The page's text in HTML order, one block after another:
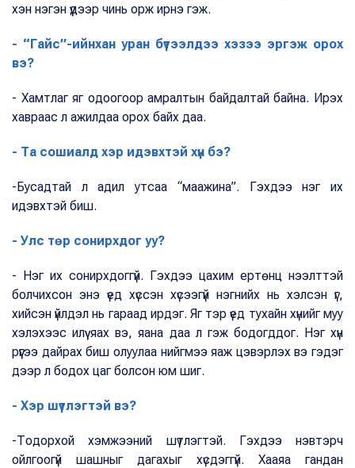
хэн нэгэн үүдээр чинь орж ирнэ гэж.
- “Гайс”-ийнхан уран бүтээлдээ хэзээ эргэж орох
вэ?
- Хамтлаг яг одоогоор амралтын байдалтай байна. Ирэх
хавраас л ажилдаа орох байх даа.
- Та сошиалд хэр идэвхтэй хүн бэ?
-Бусадтай л адил утсаа “маажина”. Гэхдээ нэг их
идэвхтэй биш.
- Улс төр сонирхдог уу?
- Нэг их сонирхдоггүй. Гэхдээ цахим ертөнц нээлттэй
болчихсон энэ үед хүссэн хүсээгүй нэгнийх нь хэлсэн үг,
хийсэн үйлдэл нь гараад ирдэг. Яг тэр үед тухайн хүнийг муу
хэлэхээс илүү яах вэ, яана даа л гэж бодогддог. Нэг хүн
рүүгээ дайрах биш олуулаа нийгмээ яаж цэвэрлэх вэ гэдэг
дээр л бодох цаг болсон юм шиг.
- Хэр шүтлэгтэй вэ?
-Тодорхой хэмжээний шүтлэгтэй. Гэхдээ нэвтэрч
ойлгоогүй шашныг дагахыг хүсдэггүй. Хааяа гандан